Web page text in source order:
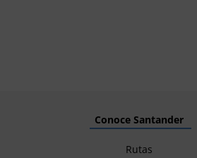
Conoce Santander
Rutas